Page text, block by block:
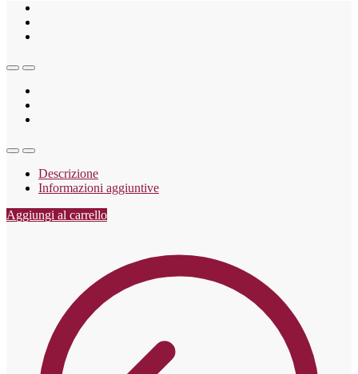
Descrizione
Informazioni aggiuntive
Aggiungi al carrello